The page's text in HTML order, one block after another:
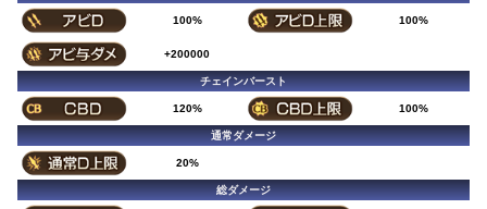
100% 100%
+200000
チェインバースト
120% 100%
通常ダメージ
20%
総ダメージ